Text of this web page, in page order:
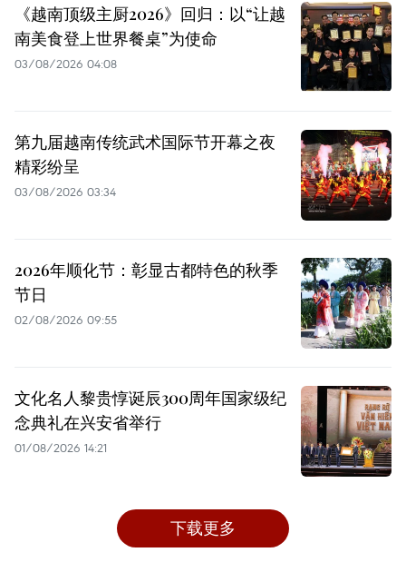
《越南顶级主厨2026》回归：以“让越
南美食登上世界餐桌”为使命
03/08/2026 04:08
第九届越南传统武术国际节开幕之夜
精彩纷呈
03/08/2026 03:34
2026年顺化节：彰显古都特色的秋季
节日
02/08/2026 09:55
文化名人黎贵惇诞辰300周年国家级纪
念典礼在兴安省举行
01/08/2026 14:21
下载更多